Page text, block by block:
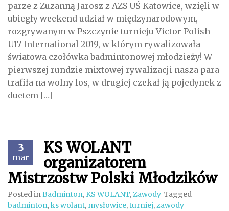
parze z Zuzanną Jarosz z AZS UŚ Katowice, wzięli w
ubiegły weekend udział w międzynarodowym,
rozgrywanym w Pszczynie turnieju Victor Polish
U17 International 2019, w którym rywalizowała
światowa czołówka badmintonowej młodzieży! W
pierwszej rundzie mixtowej rywalizacji nasza para
trafiła na wolny los, w drugiej czekał ją pojedynek z
duetem […]
3
mar
KS WOLANT
organizatorem
Mistrzostw Polski Młodzików
Posted inBadminton, KS WOLANT,Zawody Tagged
badminton,ks wolant, mysłowice,turniej,zawody